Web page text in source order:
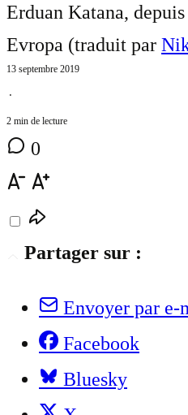
Erduan Katana,
Evropa (traduit par
13 septembre 2019
⋅
2 min de lecture
0
Partager sur :
Envoyer par e-
Facebook
Bluesky